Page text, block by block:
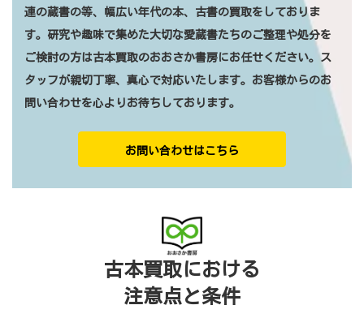
連の蔵書の等、幅広い年代の本、古書の買取をしておりま
す。研究や趣味で集めた大切な愛蔵書たちのご整理や処分を
ご検討の方は古本買取のおおさか書房にお任せください。ス
タッフが親切丁寧、真心で対応いたします。お客様からのお
問い合わせを心よりお待ちしております。
お問い合わせはこちら
古本買取における
注意点と条件